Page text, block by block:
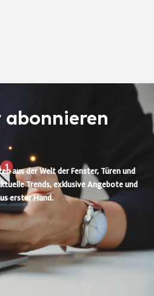
abonnieren
aus der Welt der Fenster, Türen und
Trends, exklusive Angebote und
erster Hand.